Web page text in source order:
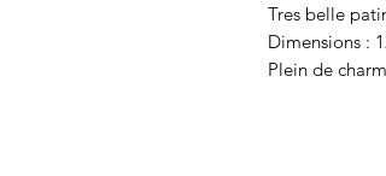
Tres belle
Dimensions :
Plein de